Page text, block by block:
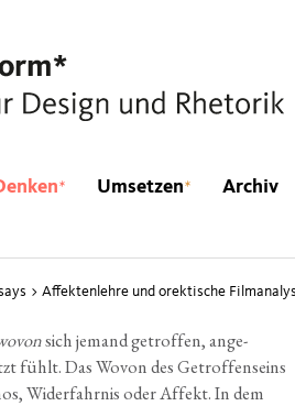
* Umsetzen* Archiv
> Affektenlehre und orektische
sich jemand getrof­fen, ange­
fühlt. Das Wovon des Getrof­fen­seins
Wider­fahr­nis oder Affekt. In dem